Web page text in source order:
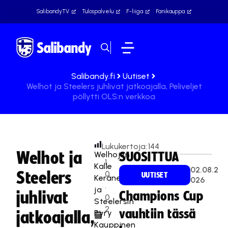
SalibandyTV Tulospalvelu F-liiga Fanikauppa
Salibandy.fi
Uutiset
Welhot ja Steelers juhlivat jatkoajalla, Peliveljet
pöllytti OLS:n verkkoa
Welhot ja
Steelers
juhlivat
jatkoajalla,
1
0
.
0
2
.
Lukukertoja:144
Welhojen
Kalle
Keränen
ja
Steelersin
Pyry
Kauppinen
SUOSITTUA
UUTISET
02.08.2
026
Champions Cup
vauhtiin tässä